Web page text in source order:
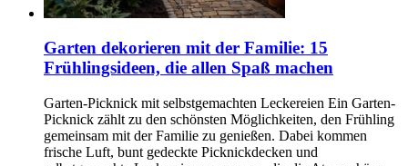
Garten dekorieren mit der Familie: 15
Frühlingsideen, die allen Spaß machen
Garten-Picknick mit selbstgemachten Leckereien Ein Garten-
Picknick zählt zu den schönsten Möglichkeiten, den Frühling
gemeinsam mit der Familie zu genießen. Dabei kommen
frische Luft, bunt gedeckte Picknickdecken und